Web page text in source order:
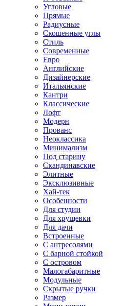
Угловые
Прямые
Радиусные
Скошенные углы
Стиль
Современные
Евро
Английские
Дизайнерские
Итальянские
Кантри
Классические
Лофт
Модерн
Прованс
Неоклассика
Минимализм
Под старину
Скандинавские
Элитные
Эксклюзивные
Хай-тек
Особенности
Для студии
Для хрущевки
Для дачи
Встроенные
С антресолями
С барной стойкой
С островом
Малогабаритные
Модульные
Скрытые ручки
Размер